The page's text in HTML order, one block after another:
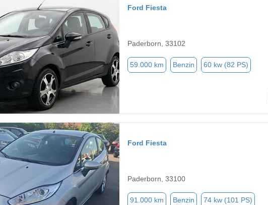
Ford Fiesta
Paderborn, 33102
59.000 km Benzin 60 kw (82 PS)
Ford Fiesta
Paderborn, 33100
91.000 km Benzin 74 kw (101 PS)